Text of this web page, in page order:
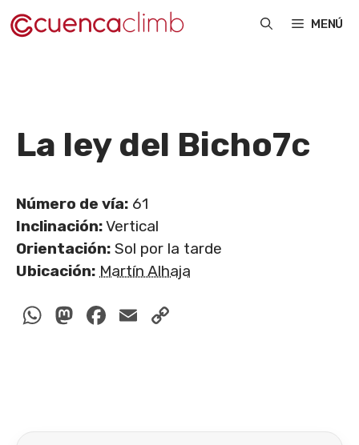
Saltar
al
MENÚ
La ley del Bicho7c
Número de vía: 61
Inclinación:Vertical
Orientación: Sol por la tarde
Ubicación: Martín Alhaja
WhatsApp
Mastodon
Facebook
Email